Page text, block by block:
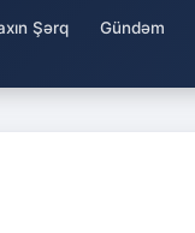
Şərq Gündəm